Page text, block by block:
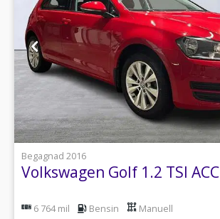
1
Begagnad 2016
Volkswagen Golf 1.2 TSI ACC
6 764 mil Bensin Manuell